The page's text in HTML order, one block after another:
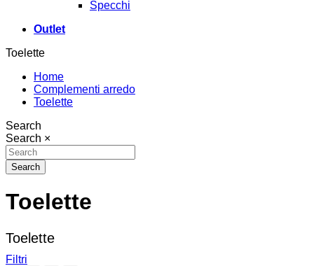
Specchi
Outlet
Toelette
Home
Complementi arredo
Toelette
Search
Search ×
Search
Toelette
Toelette
Filtri